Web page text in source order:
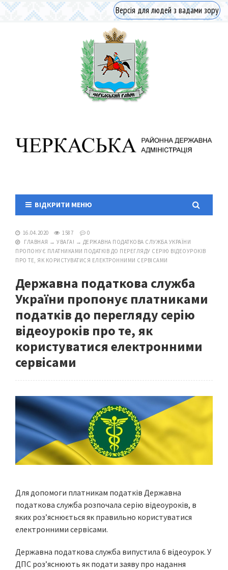
Версія для людей з вадами зору
ВІДКРИТИ МЕНЮ
16.04.2020 1587
0
ГЛАВНАЯ → УВАГА! → ДЕРЖАВНА ПОДАТКОВА СЛУЖБА УКРАЇНИ
ПРОПОНУЄ ПЛАТНИКАМИ ПОДАТКІВ ДО ПЕРЕГЛЯДУ СЕРІЮ ВІДЕОУРОКІВ
ПРО ТЕ, ЯК КОРИСТУВАТИСЯ ЕЛЕКТРОННИМИ СЕРВІСАМИ
Державна податкова служба
України пропонує платниками
податків до перегляду серію
відеоуроків про те, як
користуватися електронними
сервісами
Для допомоги платникам податків Державна
податкова служба розпочала серію відеоуроків, в
яких роз’яснюється як правильно користуватися
електронними сервісами.
Державна податкова служба випустила 6 відеоурок. У
ДПС роз’яснюють як подати заяву про надання